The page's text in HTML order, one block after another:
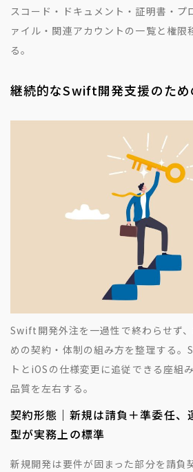
スコード・ドキュメント・証明書・プ
ァイル・関連アカウントの一覧と権限
る。
継続的なSwift開発支援のた
Swift開発外注を一過性で終わらせず
めの契約・体制の組み方を整理する
トとiOSの仕様変更に追従できる座組
品質を左右する。
契約形態｜新規は請負＋準委任、
型が実務上の標準
新規開発は要件が固まった部分を請負